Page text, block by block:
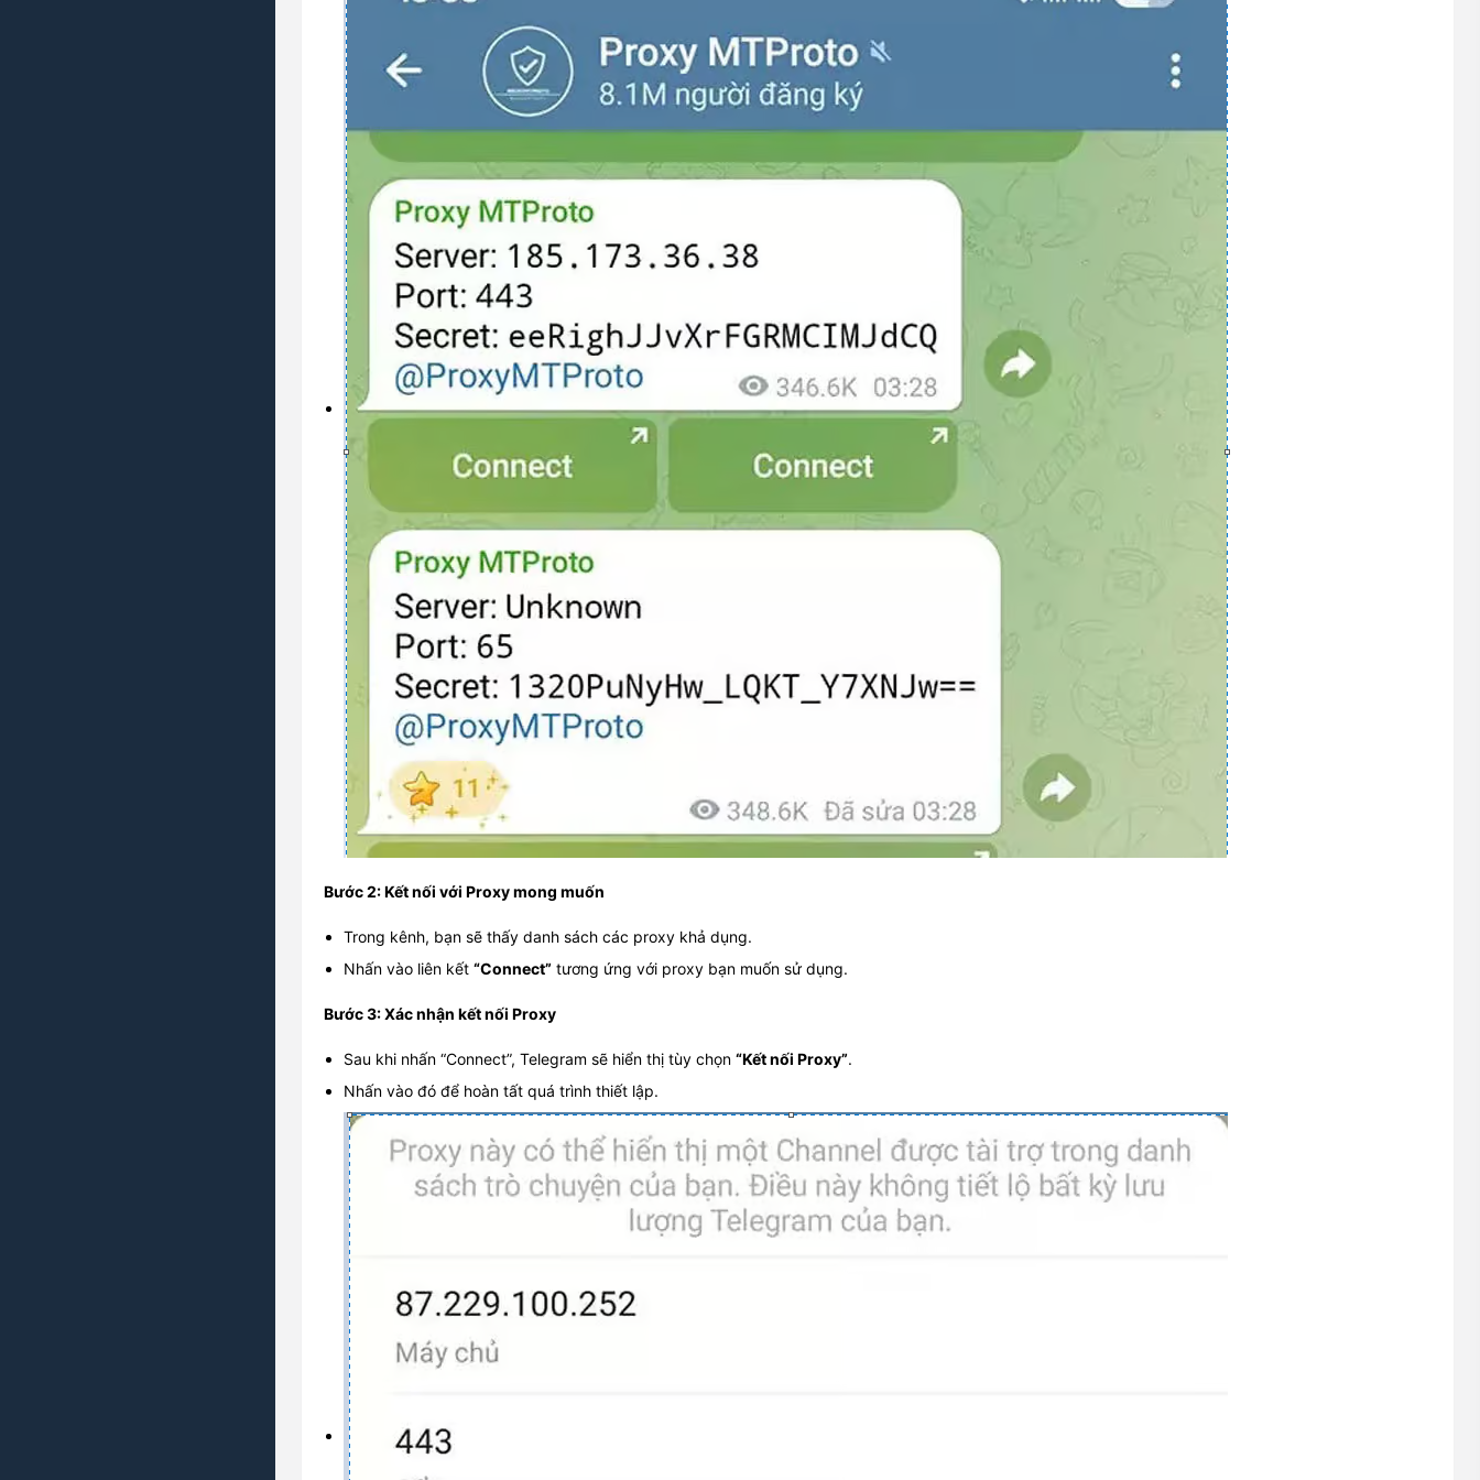
Bước 2: Kết nối với Proxy mong muốn
Trong kênh, bạn sẽ thấy danh sách các proxy khả dụng.
Nhấn vào liên kết“Connect” tương ứng với proxy bạn muốn sử dụng.
Bước 3: Xác nhận kết nối Proxy
Sau khi nhấn “Connect”, Telegram sẽ hiển thị tùy chọn“Kết nối Proxy”.
Nhấn vào đó để hoàn tất quá trình thiết lập.